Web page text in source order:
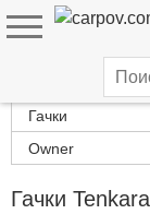
Каталог товаров
Гачки
Owner
Гачки